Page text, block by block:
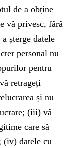
de a obține
vă privesc, fără
șterge datele
personal nu
pentru
retrageți
și nu
(iii) vă
care să
(iv) datele cu